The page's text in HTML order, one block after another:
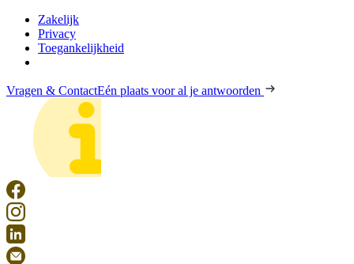
Zakelijk
Privacy
Toegankelijkheid
Vragen & ContactEén plaats voor al je antwoorden